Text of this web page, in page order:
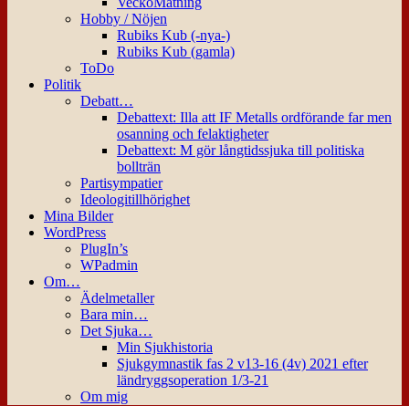
Hobby / Nöjen
Rubiks Kub (-nya-)
Rubiks Kub (gamla)
ToDo
Politik
Debatt…
Debattext: Illa att IF Metalls ordförande far men
osanning och felaktigheter
Debattext: M gör långtidssjuka till politiska
bollträn
Partisympatier
Ideologitillhörighet
Mina Bilder
WordPress
PlugIn’s
WPadmin
Om…
Ädelmetaller
Bara min…
Det Sjuka…
Min Sjukhistoria
Sjukgymnastik fas 2 v13-16 (4v) 2021 efter
ländryggsoperation 1/3-21
Om mig